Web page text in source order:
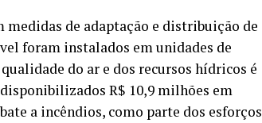
de adaptação e distribuição de
foram instalados em unidades de
do ar e dos recursos hídricos é
R$ 10,9 milhões em
a incêndios, como parte dos esforços